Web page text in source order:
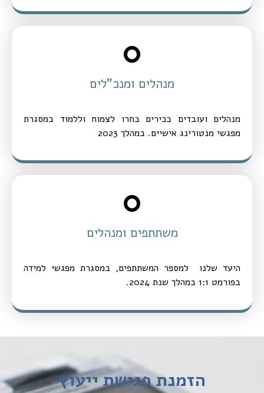
מנהלים ומנכ"לים
0
מנהלים ועובדים בכירים בחרו לצמוח וללמוד במסגרת
מפגשי מנטורינג אישיים. במהלך 2023
משתתפים ומנהלים
0
היעד שלנו למספר המשתתפים, במסגרת מפגשי למידה
בפורמט 1:1 במהלך שנת 2024.
הזמנת פגישת ייעוץ